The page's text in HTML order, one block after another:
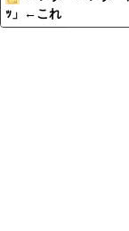
ｯ」←これ